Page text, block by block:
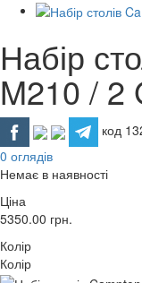
Набір
M210 / 2
код
0 оглядів
Немає в наявності
Ціна
5350.00 грн.
Колір
Колір